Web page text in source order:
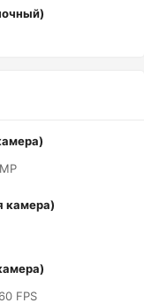
камера)
FPS